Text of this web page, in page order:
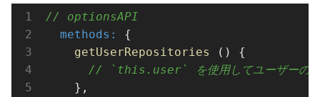
// optionsAPI
  methods:
{
getUserRepositories
() {
// `this.user` を使用してユーザーのリ
    },